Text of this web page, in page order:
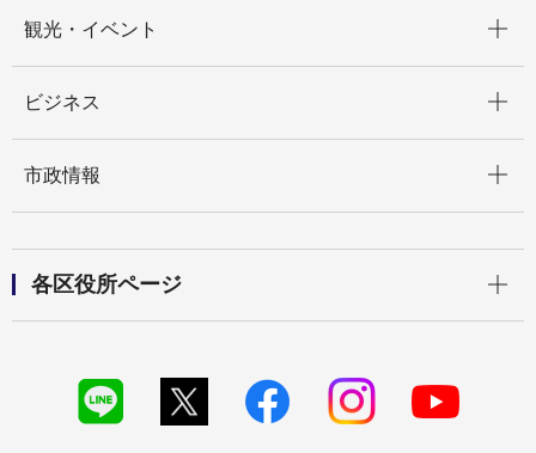
観光・イベント
ビジネス
市政情報
各区役所ページ